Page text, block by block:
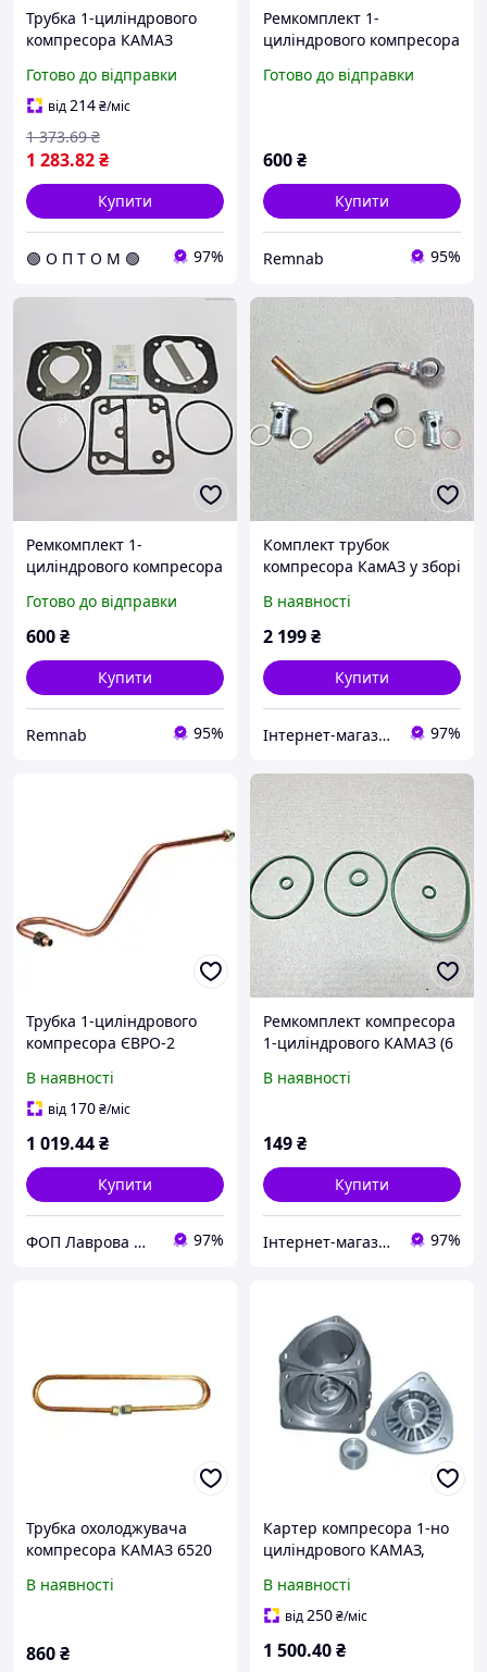
Трубка 1-циліндрового
компресора КАМАЗ
компресора до
охолоджувача) (RIDER)
65115-3506190-39 C.I.U
Готово до відправки
від214₴/міс
1 283.82₴
1 373.69 ₴
Купити
🟢 О П Т О М 🟢 97%
Ремкомплект 1-
циліндрового компресора
(іжевськ)
Готово до відправки
600₴
Купити
Remnab 95%
Ремкомплект 1-
циліндрового компресора
(Прибалтика)
Готово до відправки
600₴
Купити
Remnab 95%
Комплект трубок
компресора КамАЗ у зборі
740.3509290/9288 (5320-
3509290/288)
В наявності
2 199₴
Купити
Інтернет-магазин "Деталіон" 97%
Трубка 1-циліндрового
компресора ЄВРО-2
охолоджувача), 6520-
3506190
В наявності
від 170₴/міс
1 019.44₴
Купити
ФОП Лаврова Марія Михайлівна 97%
Ремкомплект компресора
1-циліндрового КАМАЗ (6
РК) 01351381999
В наявності
149₴
Купити
Інтернет-магазин "Деталіон" 97%
Трубка охолоджувача
компресора КАМАЗ 6520
3506194
В наявності
860₴
Картер компресора 1-но
циліндрового КАМАЗ,
53205-3509018-020
В наявності
від250₴/міс
1 500.40₴